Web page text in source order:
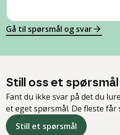
Gå til spørsmål og svar
Still oss et spørsmål
Fant du ikke svar på det du
et eget spørsmål. De fleste får
Still et spørsmål